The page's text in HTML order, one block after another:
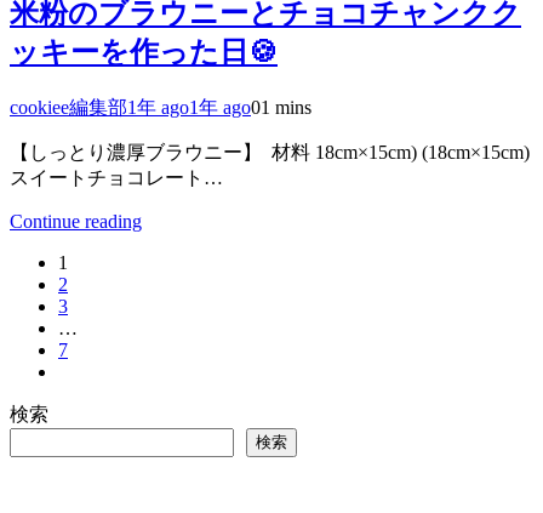
米粉のブラウニーとチョコチャンクク
ッキーを作った日🍪
cookiee編集部1年 ago1年 ago01 mins
【しっとり濃厚ブラウニー】 ⁡ 材料 18cm×15cm) (18cm×15cm)
スイートチョコレート…
Continue reading
1
2
3
…
7
検索
検索